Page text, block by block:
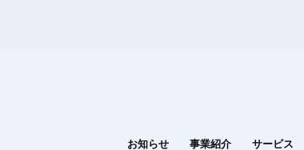
お知らせ 事業紹介 サービス